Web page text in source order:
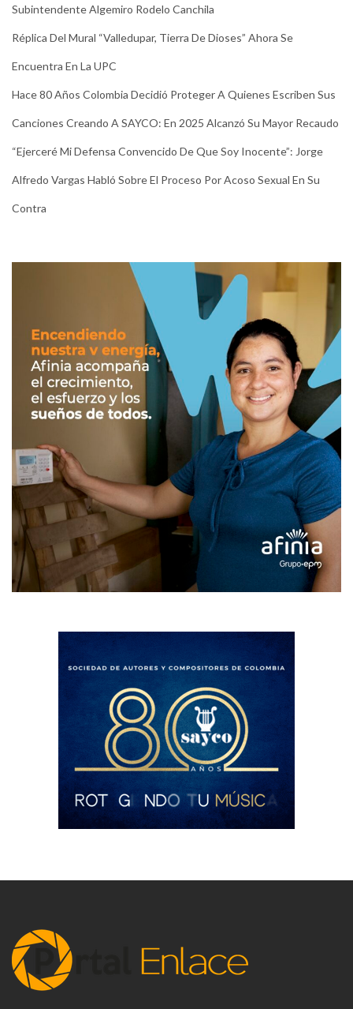
Subintendente Algemiro Rodelo Canchila
Réplica Del Mural “Valledupar, Tierra De Dioses” Ahora Se
Encuentra En La UPC
Hace 80 Años Colombia Decidió Proteger A Quienes Escriben Sus
Canciones Creando A SAYCO: En 2025 Alcanzó Su Mayor Recaudo
“Ejerceré Mi Defensa Convencido De Que Soy Inocente”: Jorge
Alfredo Vargas Habló Sobre El Proceso Por Acoso Sexual En Su
Contra